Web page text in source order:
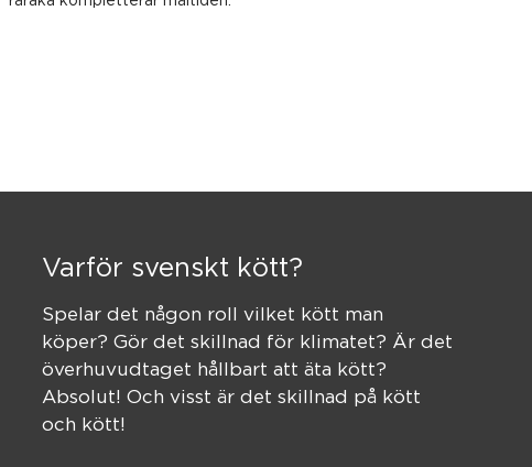
Varför svenskt kött?
Spelar det någon roll vilket kött man
köper? Gör det skillnad för klimatet? Är det
överhuvudtaget hållbart att äta kött?
Absolut! Och visst är det skillnad på kött
och kött!